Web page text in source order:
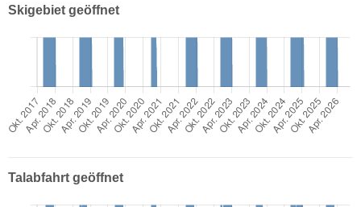
Skigebiet geöffnet
Talabfahrt geöffnet